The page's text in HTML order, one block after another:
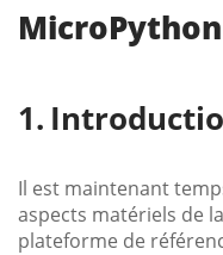
Il est maintenant
aspects matériels de
plateforme de